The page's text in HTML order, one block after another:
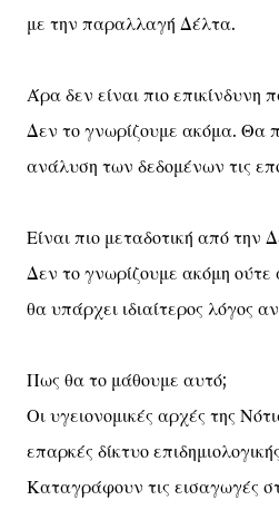
με την παραλλαγή Δέλτα.
Άρα δεν είναι πιο επικίνδυνη
Δεν το γνωρίζουμε ακόμα. Θα
ανάλυση των δεδομένων τις
Είναι πιο μεταδοτική από την
Δεν το γνωρίζουμε ακόμη ούτε
θα υπάρχει ιδιαίτερος λόγος
Πως θα το μάθουμε αυτό;
Οι υγειονομικές αρχές της
επαρκές δίκτυο
Καταγράφουν τις εισαγωγές